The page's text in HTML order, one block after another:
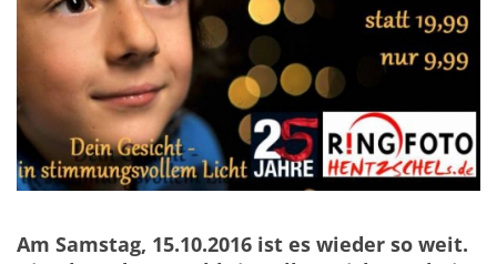
Am Samstag, 15.10.2016 ist es wieder so weit.